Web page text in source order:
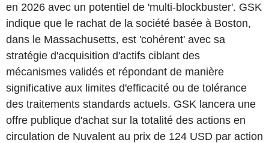
en 2026 avec un potentiel de 'multi-blockbuster'. GSK
indique que le rachat de la société basée à Boston,
dans le Massachusetts, est 'cohérent' avec sa
stratégie d'acquisition d'actifs ciblant des
mécanismes validés et répondant de manière
significative aux limites d'efficacité ou de tolérance
des traitements standards actuels. GSK lancera une
offre publique d'achat sur la totalité des actions en
circulation de Nuvalent au prix de 124 USD par action